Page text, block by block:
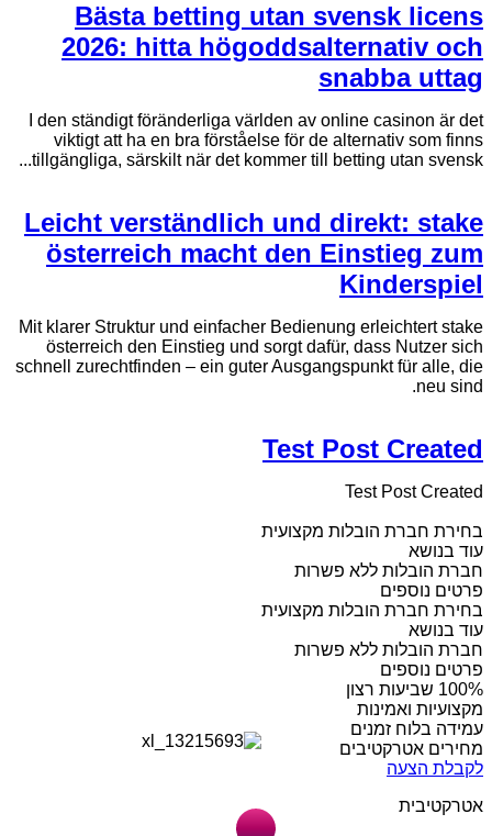
Bästa betting utan svensk licens
2026: hitta högoddsalternativ och
snabba uttag
I den ständigt föränderliga världen av online casinon är det
viktigt att ha en bra förståelse för de alternativ som finns
tillgängliga, särskilt när det kommer till betting utan svensk...
Leicht verständlich und direkt: stake
österreich macht den Einstieg zum
Kinderspiel
Mit klarer Struktur und einfacher Bedienung erleichtert stake
österreich den Einstieg und sorgt dafür, dass Nutzer sich
schnell zurechtfinden – ein guter Ausgangspunkt für alle, die
neu sind.
Test Post Created
Test Post Created
בחירת חברת הובלות מקצועית
עוד בנושא
חברת הובלות ללא פשרות
פרטים נוספים
בחירת חברת הובלות מקצועית
עוד בנושא
חברת הובלות ללא פשרות
פרטים נוספים
מקצועיות ואמינות
עמידה בלוח זמנים
מחירים אטרקטיבים
לקבלת הצעה
אטרקטיבית